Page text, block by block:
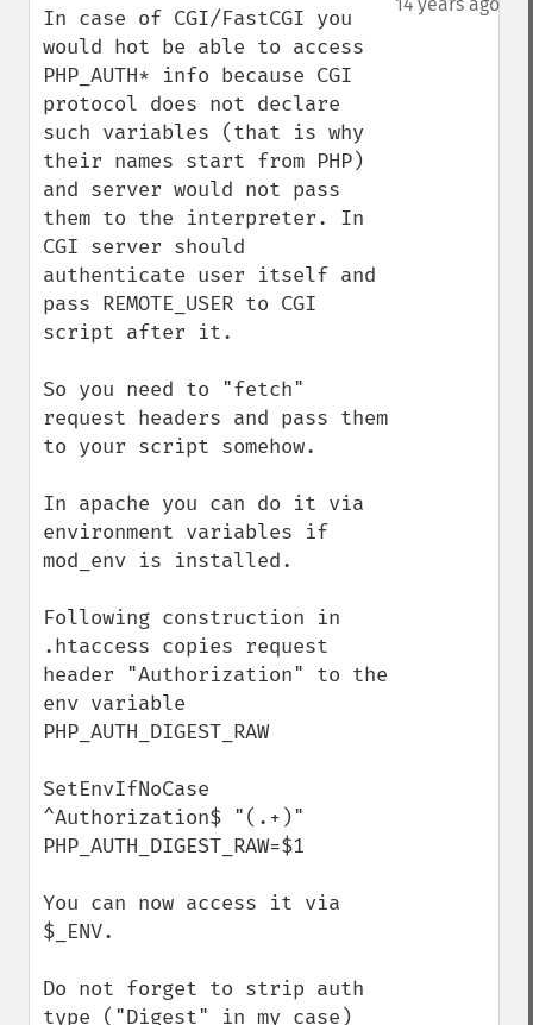
In case of CGI/FastCGI you
would hot be able to access
PHP_AUTH* info because CGI
protocol does not declare
such variables (that is why
their names start from PHP)
and server would not pass
them to the interpreter. In
CGI server should
authenticate user itself and
pass REMOTE_USER to CGI
script after it.
So you need to "fetch"
request headers and pass them
to your script somehow.
In apache you can do it via
environment variables if
mod_env is installed.
Following construction in
.htaccess copies request
header "Authorization" to the
env variable
PHP_AUTH_DIGEST_RAW
SetEnvIfNoCase
^Authorization$ "(.+)"
PHP_AUTH_DIGEST_RAW=$1
You can now access it via
$_ENV.
Do not forget to strip auth
type ("Digest" in my case)